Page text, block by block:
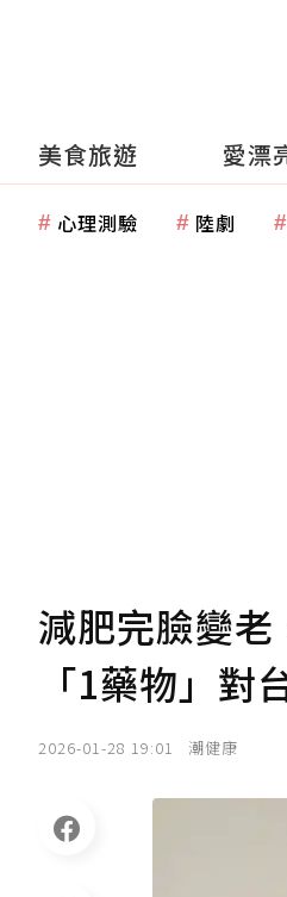
美食旅遊 愛漂
心理測驗 陸劇
減肥完臉變
「1藥物」對
2026-01-28 19:01 潮健康